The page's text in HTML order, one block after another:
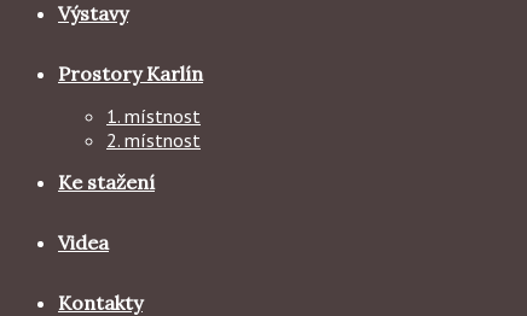
Výstavy
Prostory Karlín
1. místnost
2. místnost
Ke stažení
Videa
Kontakty